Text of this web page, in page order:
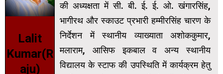
Lalit
Kumar(R
aju)
की अध्यक्षता में सी. बी. ई. ई. ओ. खंगारसिंह,
भागीरथ और स्काउट प्रभारी हम्मीरसिंह चारण के
निर्देशन में स्थानीय व्याख्याता अशोककुमार,
मलाराम, आसिफ इकबाल व अन्य स्थानीय
विद्यालय के स्टाफ की उपस्थिति में कार्यक्रम हेतु